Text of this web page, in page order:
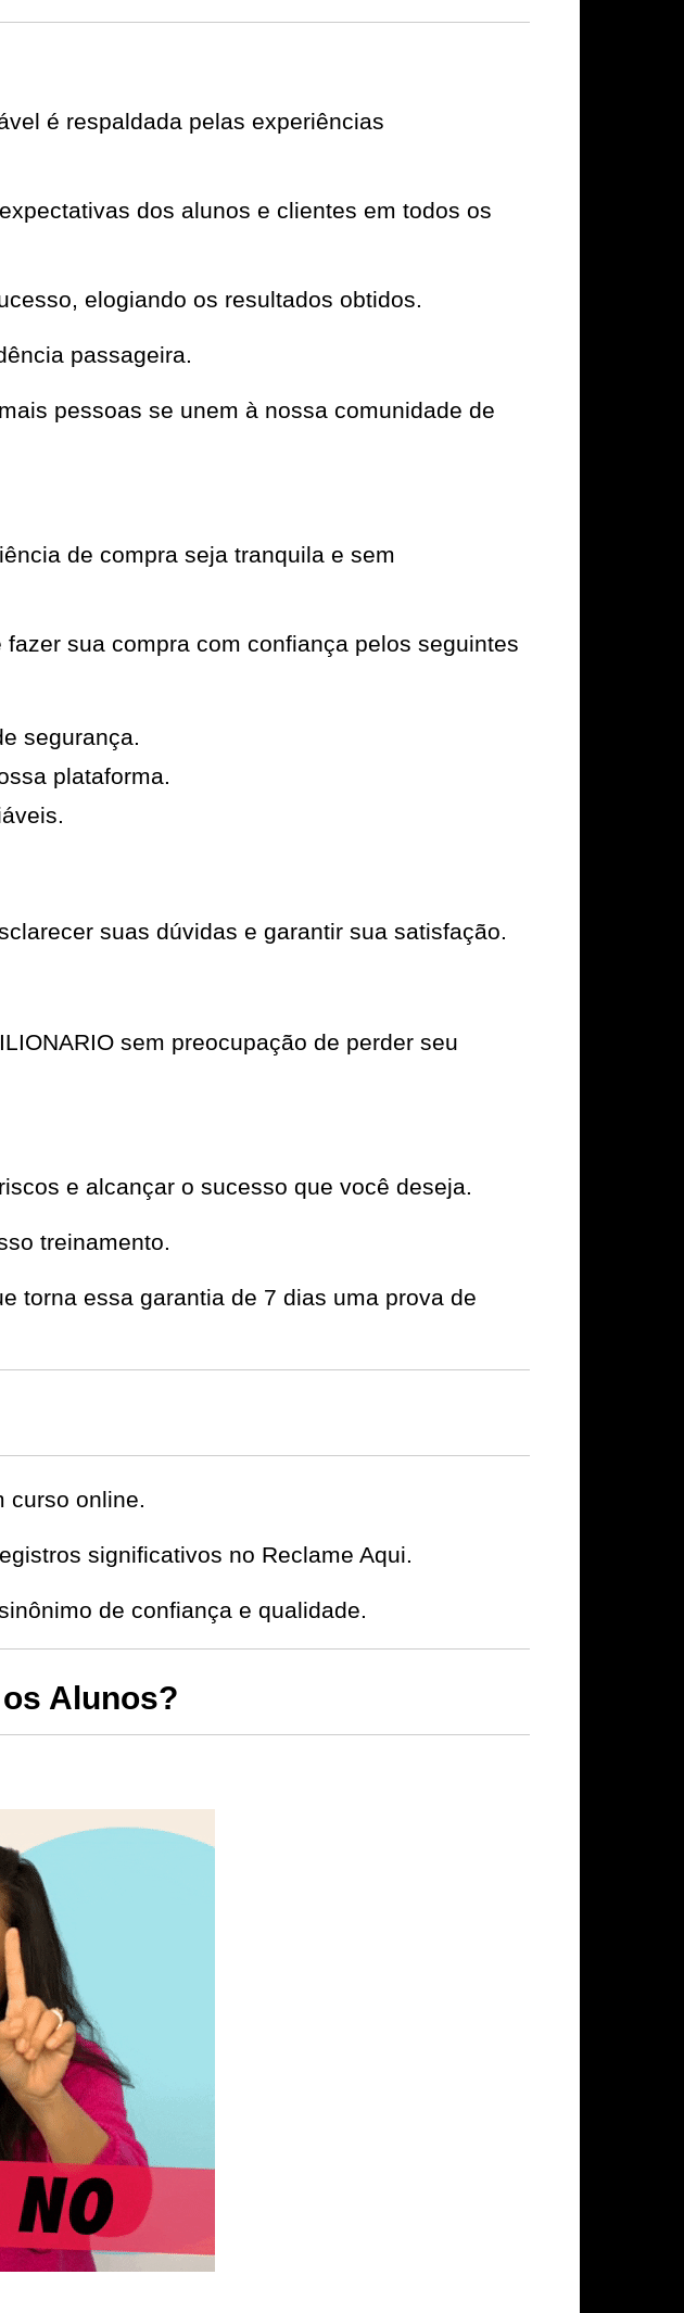
é respaldada pelas experiências
dos alunos e clientes em todos os
elogiando os resultados obtidos.
passageira.
pessoas se unem à nossa comunidade de
de compra seja tranquila e sem
sua compra com confiança pelos seguintes
segurança.
plataforma.
suas dúvidas e garantir sua satisfação.
sem preocupação de perder seu
e alcançar o sucesso que você deseja.
treinamento.
torna essa garantia de 7 dias uma prova de
curso online.
significativos no Reclame Aqui.
de confiança e qualidade.
Alunos?